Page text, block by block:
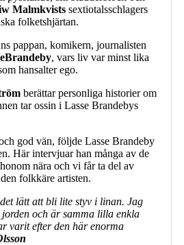
Malmkvists sextiotalsschlagers
folketshjärtan.
pappan, komikern, journalisten
, vars liv var minst lika
hansalter ego.
berättar personliga historier om
tar ossin i Lasse Brandebys
god vän, följde Lasse Brandeby
Här intervjuar han många av de
nära och vi får ta del av
folkkäre artisten.
lätt att bli lite styv i linan. Jag
och är samma lilla enkla
varit efter den här enorma